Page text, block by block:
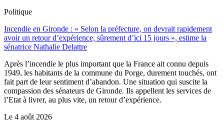
Politique
Incendie en Gironde : « Selon la préfecture, on devrait rapidement
avoir un retour d’expérience, sûrement d’ici 15 jours », estime la
sénatrice Nathalie Delattre
Après l’incendie le plus important que la France ait connu depuis
1949, les habitants de la commune du Porge, durement touchés, ont
fait part de leur sentiment d’abandon. Une situation qui suscite la
compassion des sénateurs de Gironde. Ils appellent les services de
l’Etat à livrer, au plus vite, un retour d’expérience.
Le 4 août 2026